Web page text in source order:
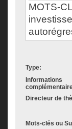
MOTS-
Type:
Informations
Directeur de
Mots-clés ou